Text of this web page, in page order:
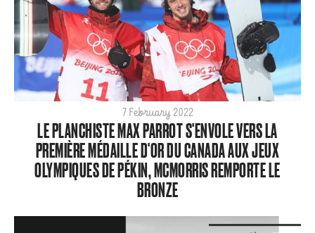
World Cup
ARCHIVE
2026
2023
7 February 2022
LE PLANCHISTE MAX PARROT S'ENVOLE VERS LA
PREMIÈRE MÉDAILLE D'OR DU CANADA AUX JEUX
OLYMPIQUES DE PÉKIN, MCMORRIS REMPORTE LE
BRONZE